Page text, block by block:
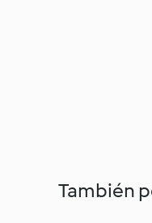
También